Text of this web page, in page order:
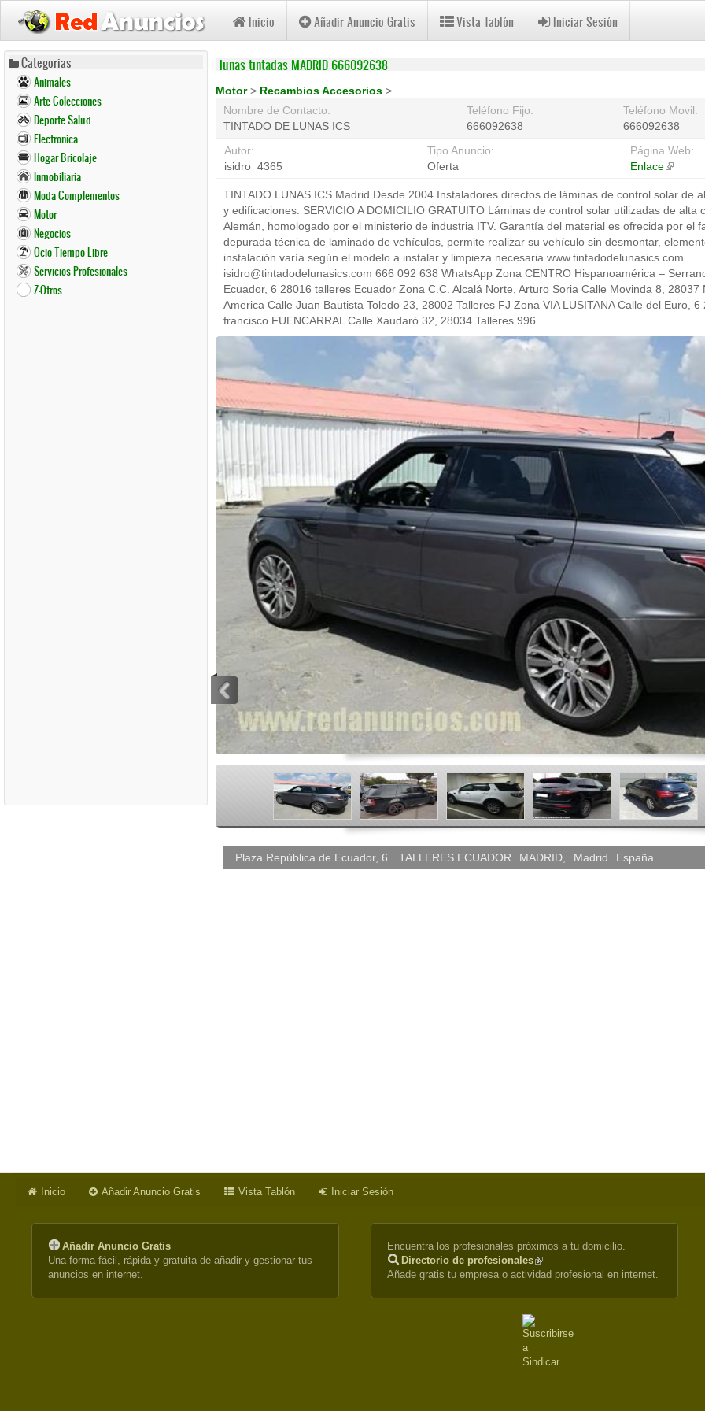
Pasar
contenido
principal
Inicio Añadir Anuncio Gratis Vista Tablón Iniciar Sesión
Categorias
Animales
Arte Colecciones
Deporte Salud
Electronica
Hogar Bricolaje
Inmobiliaria
Moda Complementos
Motor
Negocios
Ocio Tiempo Libre
Servicios Profesionales
Z-Otros
lunas tintadas MADRID 666092638
Motor> Recambios Accesorios >
Nombre de Contacto:
TINTADO DE LUNAS ICS
Teléfono Fijo:
666092638
Teléfono Movil:
666092638
Autor:
isidro_4365
Tipo Anuncio:
Oferta
Página Web:
Enlace(link
TINTADO LUNAS ICS Madrid Desde 2004 Instaladores directos de láminas de control solar de
y edificaciones. SERVICIO A DOMICILIO GRATUITO Láminas de control solar utilizadas de alta
Alemán, homologado por el ministerio de industria ITV. Garantía del material es ofrecida por el
depurada técnica de laminado de vehículos, permite realizar su vehículo sin desmontar,
instalación varía según el modelo a instalar y limpieza necesaria www.tintadodelunasics.com
isidro@tintadodelunasics.com 666 092 638 WhatsApp Zona CENTRO Hispanoamérica –
Ecuador, 6 28016 talleres Ecuador Zona C.C. Alcalá Norte, Arturo Soria Calle Movinda 8, 28037
America Calle Juan Bautista Toledo 23, 28002 Talleres FJ Zona VIA LUSITANA Calle del Euro, 6
francisco FUENCARRAL Calle Xaudaró 32, 28034 Talleres 996
Plaza República de Ecuador, 6 TALLERES ECUADOR MADRID, Madrid España
Inicio Añadir Anuncio Gratis Vista Tablón Iniciar Sesión
Añadir Anuncio Gratis
Una forma fácil, rápida y gratuita de añadir y gestionar tus
anuncios en internet.
Encuentra los profesionales próximos a tu domicilio.
Directorio de profesionales(link
is
Añade gratis tu empresa o actividad profesional en internet.